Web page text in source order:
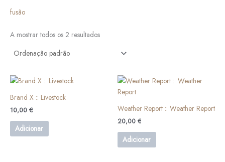
fusão
A mostrar todos os 2 resultados
Brand X ‎:: Livestock
10,00 €
Adicionar
Weather Report :: Weather Report
20,00 €
Adicionar